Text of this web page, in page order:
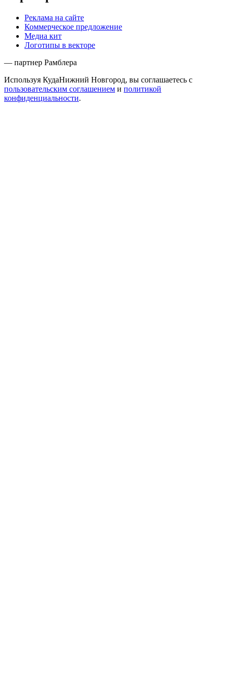
Реклама на сайте
Коммерческое предложение
Медиа кит
Логотипы в векторе
— партнер Рамблера
Используя КудаНижний Новгород, вы соглашаетесь с
пользовательским соглашением и политикой
конфиденциальности.